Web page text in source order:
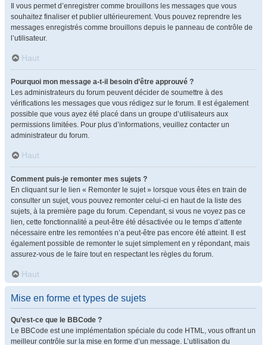
Il vous permet d’enregistrer comme brouillons les messages que vous
souhaitez finaliser et publier ultérieurement. Vous pouvez reprendre les
messages enregistrés comme brouillons depuis le panneau de contrôle de
l’utilisateur.
Haut
Pourquoi mon message a-t-il besoin d’être approuvé ?
Les administrateurs du forum peuvent décider de soumettre à des
vérifications les messages que vous rédigez sur le forum. Il est également
possible que vous ayez été placé dans un groupe d’utilisateurs aux
permissions limitées. Pour plus d’informations, veuillez contacter un
administrateur du forum.
Haut
Comment puis-je remonter mes sujets ?
En cliquant sur le lien « Remonter le sujet » lorsque vous êtes en train de
consulter un sujet, vous pouvez remonter celui-ci en haut de la liste des
sujets, à la première page du forum. Cependant, si vous ne voyez pas ce
lien, cette fonctionnalité a peut-être été désactivée ou le temps d’attente
nécessaire entre les remontées n’a peut-être pas encore été atteint. Il est
également possible de remonter le sujet simplement en y répondant, mais
assurez-vous de le faire tout en respectant les règles du forum.
Haut
Mise en forme et types de sujets
Qu’est-ce que le BBCode ?
Le BBCode est une implémentation spéciale du code HTML, vous offrant un
meilleur contrôle sur la mise en forme d’un message. L’utilisation du